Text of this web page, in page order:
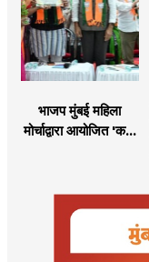
भाजप मुंबई महिला
मोर्चाद्वारा आयोजित 'कमी